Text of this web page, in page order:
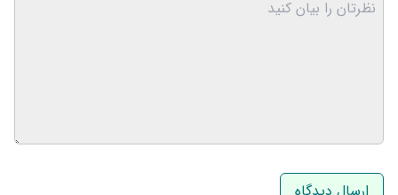
نام و نام خانوادگی